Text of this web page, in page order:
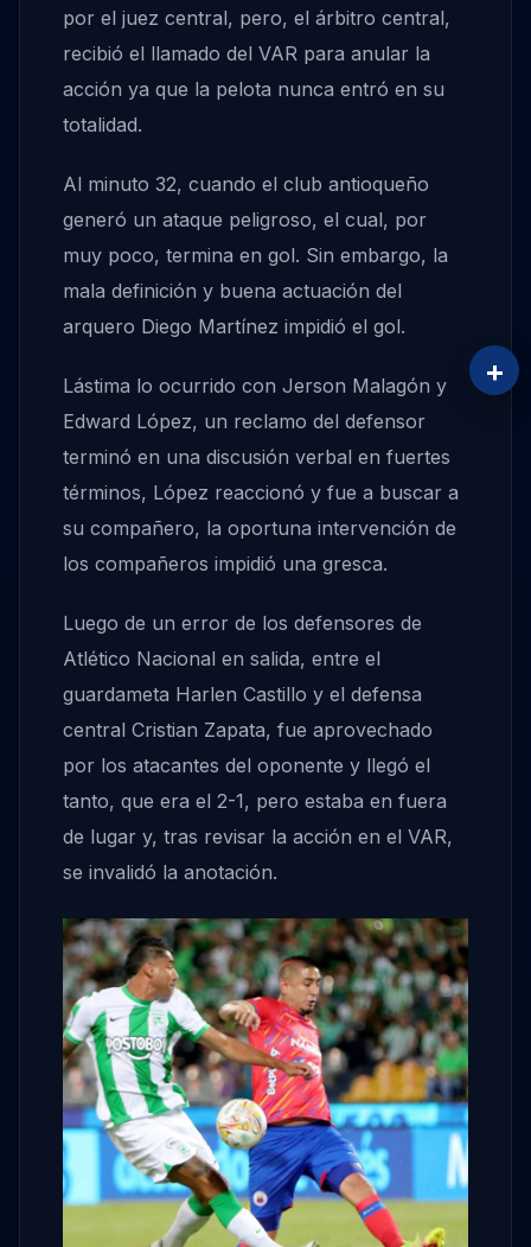
por el juez central, pero, el árbitro central,
recibió el llamado del VAR para anular la
acción ya que la pelota nunca entró en su
totalidad.
Al minuto 32, cuando el club antioqueño
generó un ataque peligroso, el cual, por
muy poco, termina en gol. Sin embargo, la
mala definición y buena actuación del
arquero Diego Martínez impidió el gol.
Lástima lo ocurrido con Jerson Malagón y
Edward López, un reclamo del defensor
terminó en una discusión verbal en fuertes
términos, López reaccionó y fue a buscar a
su compañero, la oportuna intervención de
los compañeros impidió una gresca.
Luego de un error de los defensores de
Atlético Nacional en salida, entre el
guardameta Harlen Castillo y el defensa
central Cristian Zapata, fue aprovechado
por los atacantes del oponente y llegó el
tanto, que era el 2-1, pero estaba en fuera
de lugar y, tras revisar la acción en el VAR,
se invalidó la anotación.
+